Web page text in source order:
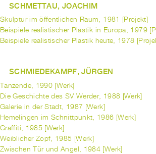
SCHMETTAU, JOACHIM
Skulptur im öffentlichen Raum, 1981 [Projekt]
Beispiele realistischer Plastik in Europa, 1979
Beispiele realistischer Plastik heute, 1978
SCHMIEDEKAMPF, JÜRGEN
Tanzende, 1990 [Werk]
Die Geschichte des SV Werder, 1988 [Werk]
Galerie in der Stadt, 1987 [Werk]
Hemelingen im Schnittpunkt, 1986 [Werk]
Graffiti, 1985 [Werk]
Weiblicher Zopf, 1985 [Werk]
Zwischen Tür und Angel, 1984 [Werk]